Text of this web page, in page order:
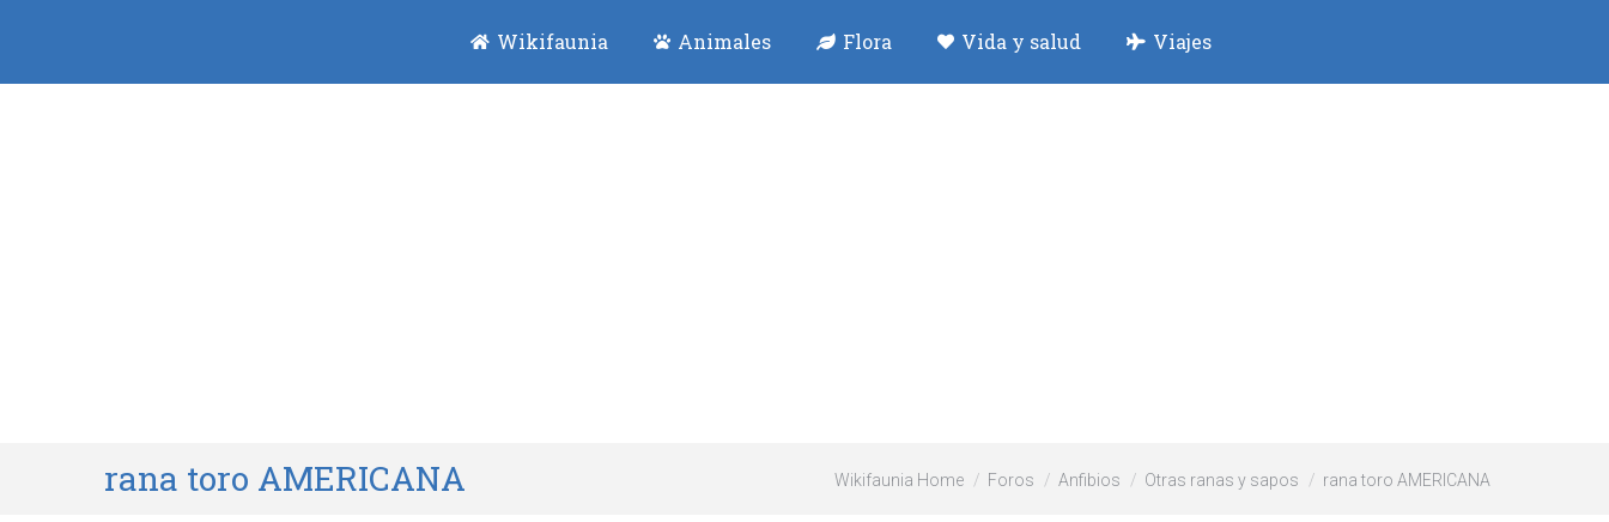
Wikifaunia Animales Flora Vida y salud Viajes
rana toro AMERICANA Wikifaunia Home Foros Anfibios Otras ranas y sapos rana toro AMERICANA